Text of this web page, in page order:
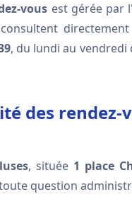
vous est gérée par
, du lundi au vendredi
des
, située 1 place
question